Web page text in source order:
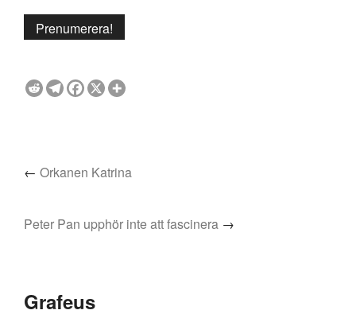
← Orkanen Katrina
Peter Pan upphör inte att fascinera →
Grafeus